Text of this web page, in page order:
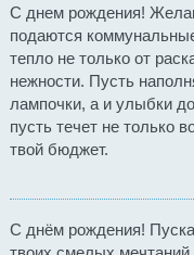
С днем рождения!
подаются
тепло не только от
нежности. Пусть
лампочки, а и улыбки
пусть течет не только
твой бюджет.
С днём рождения!